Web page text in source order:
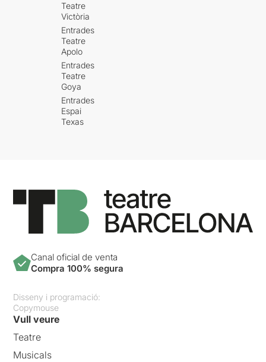
Teatre
Victòria
Entrades
Teatre
Apolo
Entrades
Teatre
Goya
Entrades
Espai
Texas
Canal oficial de venta
Compra 100% segura
Disseny i programació:
Copymouse
Vull veure
Teatre
Musicals